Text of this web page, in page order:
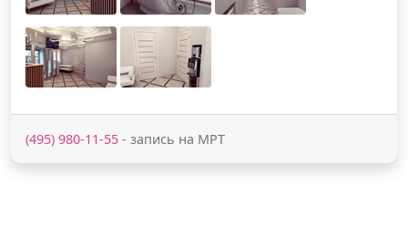
(495) 980-11-55 - запись на МРТ